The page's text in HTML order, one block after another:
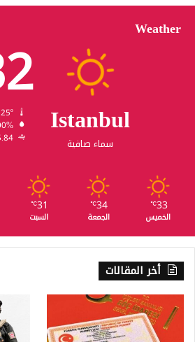
Weather
Istanbul
سماء صافية
5.84
33
℃
الخميس
34
℃
الجمعة
31
℃
السبت
أخر المقالات